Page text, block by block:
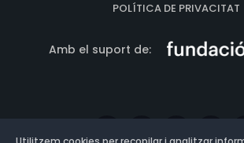
POLÍTICA DE PRIVACITAT
Amb el suport de: